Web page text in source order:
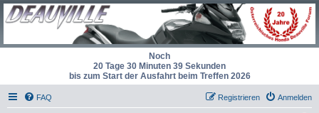
Noch
20 Tage 30 Minuten 39 Sekunden
bis zum Start der Ausfahrt beim Treffen 2026
FAQ Anmelden
Registrieren